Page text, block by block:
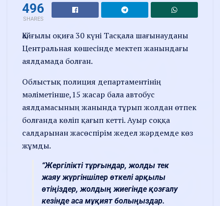
496
SHARES
Қайғылы оқиға 30 күні Тасқала шағынауданы
Центральная көшесінде мектеп жанындағы
аялдамада болған.
Облыстық полиция департаментінің
мәліметінше,15 жасар бала автобус
аялдамасының жанында тұрып жолдан өтпек
болғанда көліп қағып кетті. Ауыр соққа
салдарынан жасөспірім жедел жәрдемде көз
жұмды.
“Жергілікті тұрғындар, жолды тек
жаяу жүргіншілер өткелі арқылы
өтіңіздер, жолдың жиегінде қозғалу
кезінде аса мұқият болыңыздар.